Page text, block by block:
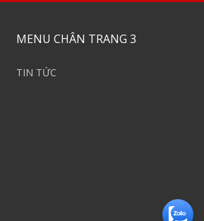
MENU CHÂN TRANG 3
TIN TỨC